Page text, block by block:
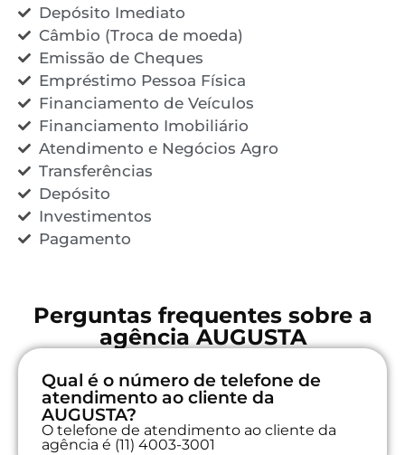
Depósito Imediato
Câmbio (Troca de moeda)
Emissão de Cheques
Empréstimo Pessoa Física
Financiamento de Veículos
Financiamento Imobiliário
Atendimento e Negócios Agro
Transferências
Depósito
Investimentos
Pagamento
Perguntas frequentes sobre a
agência AUGUSTA
Qual é o número de telefone de
atendimento ao cliente da
AUGUSTA?
O telefone de atendimento ao cliente da
agência é (11) 4003-3001